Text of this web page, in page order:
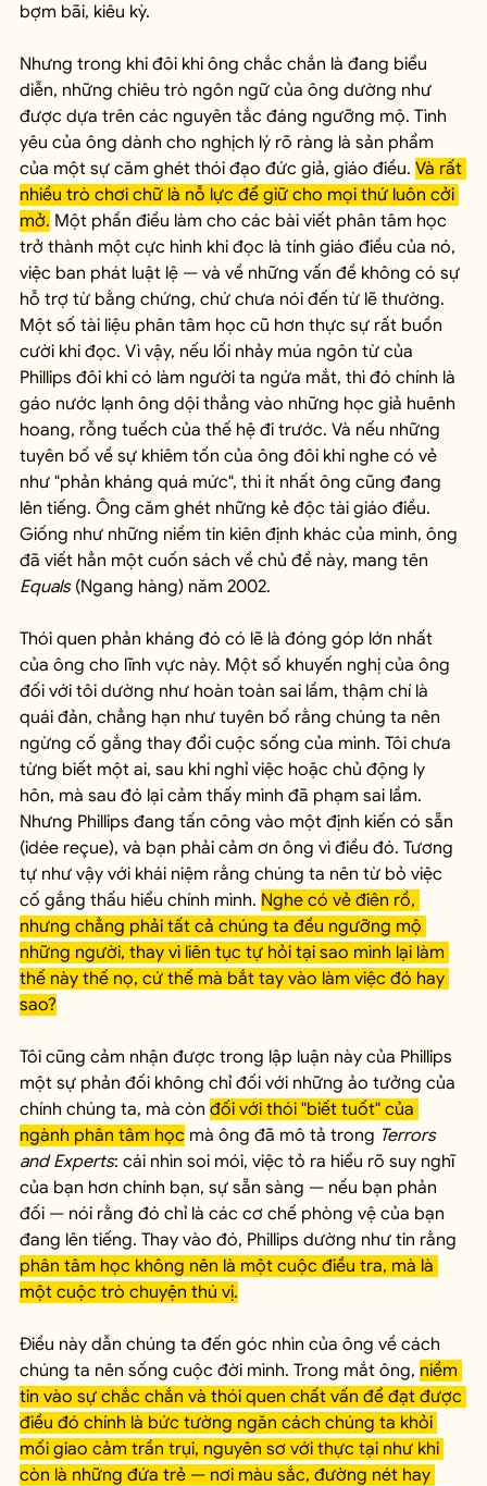
bợm bãi, kiêu kỳ.
Nhưng trong khi đôi khi ông chắc chắn là đang biểu
diễn, những chiêu trò ngôn ngữ của ông dường như
được dựa trên các nguyên tắc đáng ngưỡng mộ. Tình
yêu của ông dành cho nghịch lý rõ ràng là sản phẩm
của một sự căm ghét thói đạo đức giả, giáo điều. Và rất
nhiều trò chơi chữ là nỗ lực để giữ cho mọi thứ luôn cởi
mở. Một phần điều làm cho các bài viết phân tâm học
trở thành một cực hình khi đọc là tính giáo điều của nó,
việc ban phát luật lệ — và về những vấn đề không có sự
hỗ trợ từ bằng chứng, chứ chưa nói đến từ lẽ thường.
Một số tài liệu phân tâm học cũ hơn thực sự rất buồn
cười khi đọc. Vì vậy, nếu lối nhảy múa ngôn từ của
Phillips đôi khi có làm người ta ngứa mắt, thì đó chính là
gáo nước lạnh ông dội thẳng vào những học giả huênh
hoang, rỗng tuếch của thế hệ đi trước. Và nếu những
tuyên bố về sự khiêm tốn của ông đôi khi nghe có vẻ
như "phản kháng quá mức", thì ít nhất ông cũng đang
lên tiếng. Ông căm ghét những kẻ độc tài giáo điều.
Giống như những niềm tin kiên định khác của mình, ông
đã viết hẳn một cuốn sách về chủ đề này, mang tên
Equals (Ngang hàng) năm 2002.
Thói quen phản kháng đó có lẽ là đóng góp lớn nhất
của ông cho lĩnh vực này. Một số khuyến nghị của ông
đối với tôi dường như hoàn toàn sai lầm, thậm chí là
quái đản, chẳng hạn như tuyên bố rằng chúng ta nên
ngừng cố gắng thay đổi cuộc sống của mình. Tôi chưa
từng biết một ai, sau khi nghỉ việc hoặc chủ động ly
hôn, mà sau đó lại cảm thấy mình đã phạm sai lầm.
Nhưng Phillips đang tấn công vào một định kiến có sẵn
(idée reçue), và bạn phải cảm ơn ông vì điều đó. Tương
tự như vậy với khái niệm rằng chúng ta nên từ bỏ việc
cố gắng thấu hiểu chính mình. Nghe có vẻ điên rồ,
nhưng chẳng phải tất cả chúng ta đều ngưỡng mộ
những người, thay vì liên tục tự hỏi tại sao mình lại làm
thế này thế nọ, cứ thế mà bắt tay vào làm việc đó hay
sao?
Tôi cũng cảm nhận được trong lập luận này của Phillips
một sự phản đối không chỉ đối với những ảo tưởng của
chính chúng ta, mà còn đối với thói "biết tuốt" của
ngành phân tâm học mà ông đã mô tả trong Terrors
and Experts: cái nhìn soi mói, việc tỏ ra hiểu rõ suy nghĩ
của bạn hơn chính bạn, sự sẵn sàng — nếu bạn phản
đối — nói rằng đó chỉ là các cơ chế phòng vệ của bạn
đang lên tiếng. Thay vào đó, Phillips dường như tin rằng
phân tâm học không nên là một cuộc điều tra, mà là
một cuộc trò chuyện thú vị.
Điều này dẫn chúng ta đến góc nhìn của ông về cách
chúng ta nên sống cuộc đời mình. Trong mắt ông, niềm
tin vào sự chắc chắn và thói quen chất vấn để đạt được
điều đó chính là bức tường ngăn cách chúng ta khỏi
mối giao cảm trần trụi, nguyên sơ với thực tại như khi
còn là những đứa trẻ — nơi màu sắc, đường nét hay